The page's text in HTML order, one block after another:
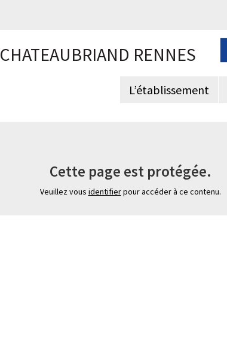
CHATEAUBRIAND RENNES
L’établissement
Cette page est protégée.
Veuillez vous identifierpour accéder à ce contenu.